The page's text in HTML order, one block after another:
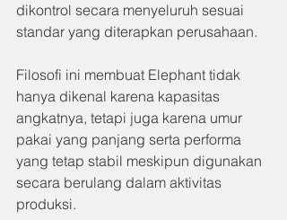
dikontrol secara menyeluruh sesuai
standar yang diterapkan perusahaan.
Filosofi ini membuat Elephant tidak
hanya dikenal karena kapasitas
angkatnya, tetapi juga karena umur
pakai yang panjang serta performa
yang tetap stabil meskipun digunakan
secara berulang dalam aktivitas
produksi.